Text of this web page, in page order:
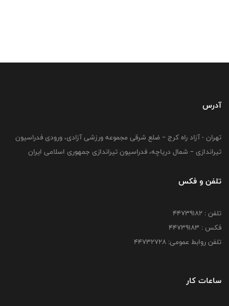
آدرس
تهران - آزاد راه کرج – ضلع شرقی مجموعه ورزشی آزادی، ورودی فدراسیون
تیراندازی – شمال دریاچه، فدراسیون تیراندازی جمهوری اسلامی ایران
تلفن و فکس
تلفن : ۴۴۷۳۹۱۸۲
فکس : ۴۴۷۳۹۱۸3
تلفن روابط عمومی: ۴۴۷۳۲۷۲۸
ساعات کار